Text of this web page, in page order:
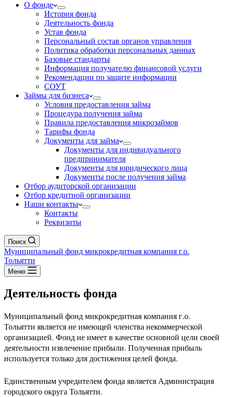
О фонде
История фонда
Деятельность фонда
Устав фонда
Персональный состав органов управления
Политика обработки персональных данных
Базовые стандарты
Информация получателю финансовой услуги
Рекомендации по защите информации
СОУТ
Займы для бизнеса
Условия предоставления займа
Процедура получения займа
Правила предоставления микрозаймов
Тарифы фонда
Документы для займа
Документы для индивидуального
предпринимателя
Документы для юридического лица
Документы после получения займа
Отбор аудиторской организации
Отбор кредитной организации
Наши контакты
Контакты
Реквизиты
Поиск
Муниципальный фонд микрокредитная компания г.о.
Тольятти
Меню
Деятельность фонда
Муниципальный фонд микрокредитная компания г.о.
Тольятти является не имеющей членства некоммерческой
организацией. Фонд не имеет в качестве основной цели своей
деятельности извлечение прибыли. Полученная прибыль
используется только для достижения целей фонда.
Единственным учредителем фонда является Администрация
городского округа Тольятти.